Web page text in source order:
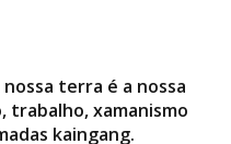
terra é a nossa
xamanismo
kaingang.